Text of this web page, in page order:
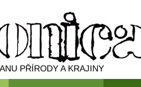
PŘÍRODY A KRAJINY